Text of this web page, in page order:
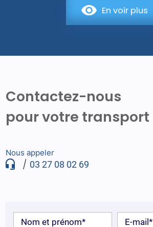
En voir plus
Contactez-nous
pour votre transport
Nous appeler
/ 03 27 08 02 69
Nom et prénom* E-mail*